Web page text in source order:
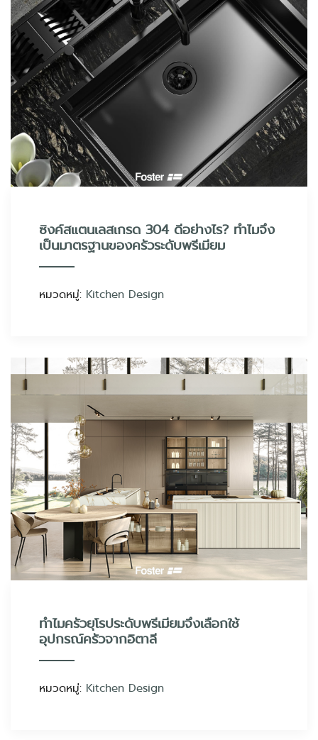
ซิงค์สแตนเลสเกรด 304 ดีอย่างไร? ทำไมจึง
เป็นมาตรฐานของครัวระดับพรีเมียม
หมวดหมู่: Kitchen Design
ทำไมครัวยุโรประดับพรีเมียมจึงเลือกใช้
อุปกรณ์ครัวจากอิตาลี
หมวดหมู่: Kitchen Design